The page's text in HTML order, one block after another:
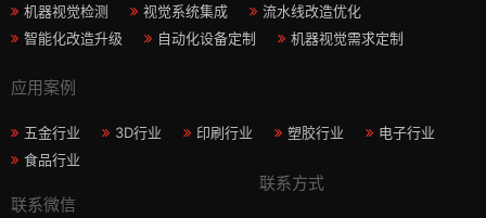
机器视觉检测 视觉系统集成
流水线改造优化
智能化改造升级
自动化设备定制 机器视觉需求定制
应用案例
五金行业 3D行业 印刷行业 塑胶行业
电子行业
食品行业
联系微信
联系方式